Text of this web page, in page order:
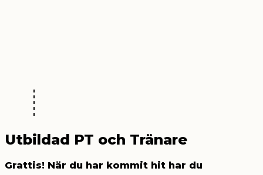
Utbildad PT och Tränare
Grattis! När du har kommit hit har du